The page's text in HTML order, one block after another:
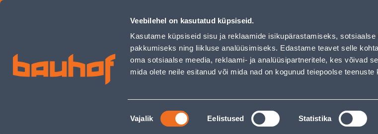
Veebilehel on kasutatud küpsiseid.
Kasutame küpsiseid sisu ja reklaamide isikupärastamiseks, sotsiaalse
pakkumiseks ning liikluse analüüsimiseks. Edastame teavet selle
oma sotsiaalse meedia, reklaami- ja analüüsipartneritele, kes võivad
mida olete neile esitanud või mida nad on kogunud teiepoolse
Nõusoleku
valik
Vajalik Eelistused Statistika
RIPPLAEVALGUSTI EGLO TEDO 1X5W LED GU10 400LM 3000K Ø80MM VALGE - Bauhof has loaded
Обслуживание бизнес-клиентов Обслуживание частных клиентов Услуги
ПОИСК
АКЦИИ КАТАЛОГИ АРЕНДА